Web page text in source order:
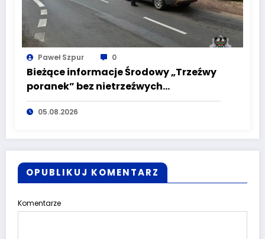
Paweł Szpur 0
Bieżące informacje Środowy „Trzeźwy
poranek” bez nietrzeźwych
kierujących! To cieszy!
05.08.2026
OPUBLIKUJ KOMENTARZ
Komentarze